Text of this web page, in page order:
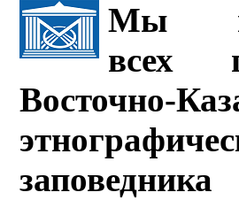
Мы
всех
Восточно-
заповедника